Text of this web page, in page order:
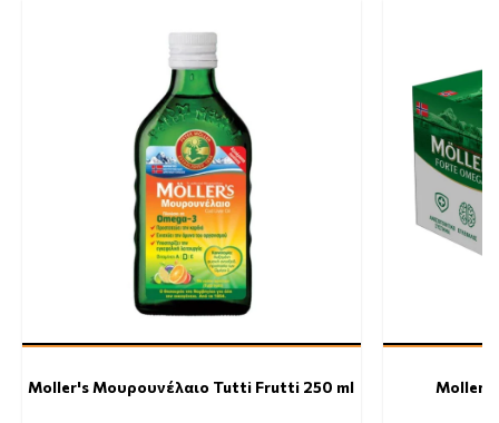
Moller's Μουρουνέλαιο Tutti Frutti 250 ml Moller's